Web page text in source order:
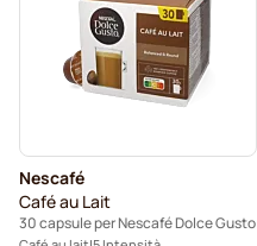
Nescafé
Café au Lait
30 capsule per Nescafé Dolce Gusto